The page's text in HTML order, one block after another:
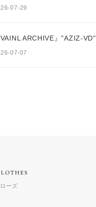
07-29
VAINL ARCHIVE』"AZIZ-VD"
07-07
ーズ